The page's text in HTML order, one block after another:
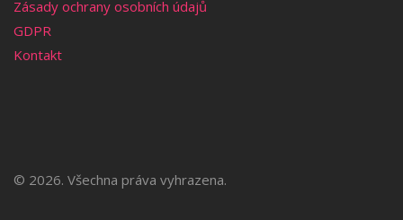
Zásady ochrany osobních údajů
GDPR
Kontakt
© 2026. Všechna práva vyhrazena.